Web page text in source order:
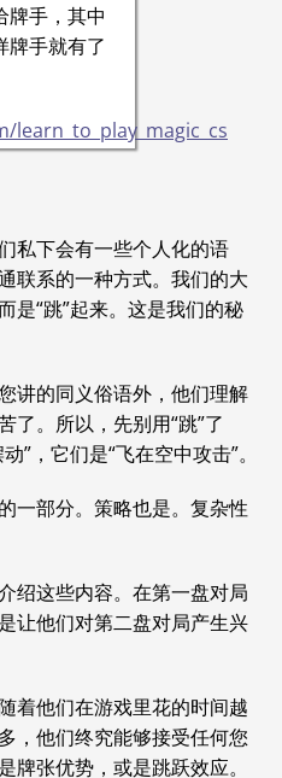
牌手，其中
牌手就有了
私下会有一些个人化的语
联系的一种方式。我们的大
是“跳”起来。这是我们的秘
讲的同义俗语外，他们理解
了。所以，先别用“跳”了
”，它们是“飞在空中攻击”。
一部分。策略也是。复杂性
绍这些内容。在第一盘对局
让他们对第二盘对局产生兴
着他们在游戏里花的时间越
，他们终究能够接受任何您
牌张优势，或是跳跃效应。